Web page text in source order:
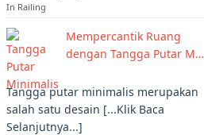
In Railing
Mempercantik Ruang
dengan Tangga Putar M…
Tangga putar minimalis merupakan
salah satu desain [...Klik Baca
Selanjutnya...]